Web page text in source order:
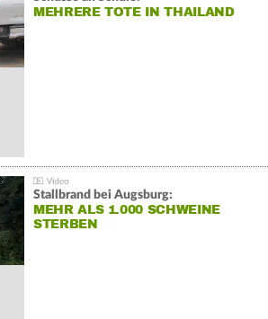
MEHRERE TOTE IN THAILAND
Stallbrand bei Augsburg:
MEHR ALS 1.000 SCHWEINE
STERBEN